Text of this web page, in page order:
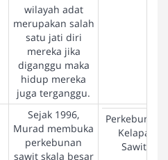
wilayah adat
merupakan salah
satu jati diri
mereka jika
diganggu maka
hidup mereka
juga terganggu.
Sejak 1996,
Murad membuka
perkebunan
sawit skala besar
Perkebunan
Kelapa
Sawit